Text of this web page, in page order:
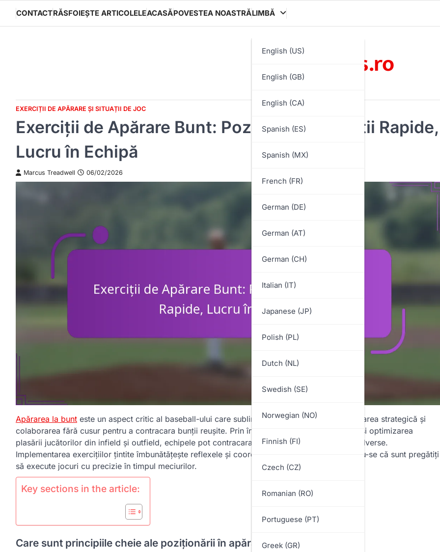
content
CONTACTRĂSFOIEȘTE ARTICOLELEACASĂPOVESTEA NOASTRĂLIMBĂ
English (US)
English (GB)
English (CA)
Spanish (ES)
Spanish (MX)
French (FR)
German (DE)
German (AT)
German (CH)
Italian (IT)
Japanese (JP)
Polish (PL)
Dutch (NL)
Swedish (SE)
Norwegian (NO)
Finnish (FI)
Czech (CZ)
Romanian (RO)
Portuguese (PT)
Greek (GR)
eosystems.ro
EXERCIȚII DE APĂRARE ȘI SITUAȚII DE JOC
Exerciții de Apărare Bunt: Poziționare, Reacții Rapide,
Lucru în Echipă
Marcus Treadwell 06/02/2026
Apărarea la bunt este un aspect critic al baseball-ului care subliniază reacțiile rapide, poziționarea strategică și
colaborarea fără cusur pentru a contracara bunții reușite. Prin înțelegerea rolurilor jucătorilor și optimizarea
plasării jucătorilor din infield și outfield, echipele pot contracara eficient strategiile bătărilor adverse.
Implementarea exercițiilor țintite îmbunătățește reflexele și coordonarea jucătorilor, asigurându-se că sunt pregătiți
să execute jocuri cu precizie în timpul meciurilor.
Key sections in the article:
Care sunt principiile cheie ale poziționării în apărarea la bunt?